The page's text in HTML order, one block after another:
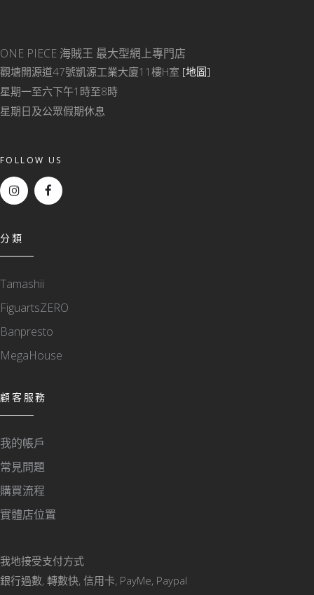
ONE PIECE 海賊王 最大型網上專門店
觀塘開源道47號凱源工業大廈11樓H室 [地圖]
星期一至六下午1時至8時
星期日及公眾假期休息
FOLLOW US
分類
Tamashii
FiguartsZERO
Banpresto
MegaHouse
顧客服務
我的帳戶
常見問題
購買流程
實體店位置
我地接受支付方式
銀行過數, 轉數快, 信用卡, PayMe, Paypal